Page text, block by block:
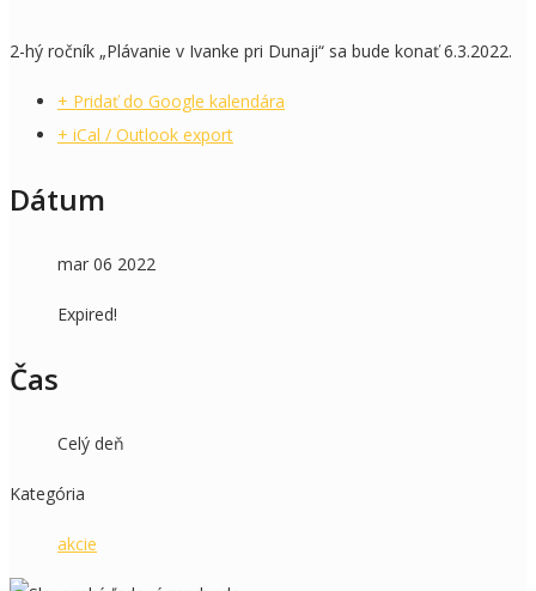
2-hý ročník „Plávanie v Ivanke pri Dunaji“ sa bude konať 6.3.2022.
+ Pridať do Google kalendára
+ iCal / Outlook export
Dátum
mar 06 2022
Expired!
Čas
Celý deň
Kategória
akcie